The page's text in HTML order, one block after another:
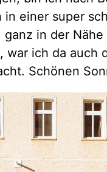
einer super
in der
ich da auch
Schönen